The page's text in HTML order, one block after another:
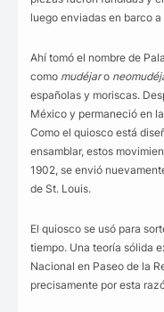
luego enviadas en barco
Ahí tomó el nombre de
como mudéjaro
españolas y moriscas.
México y permaneció en la
Como el quiosco está
ensamblar, estos
1902, se envió
de St. Louis.
El quiosco se usó para
tiempo. Una teoría sólida
Nacional en Paseo de la
precisamente por esta